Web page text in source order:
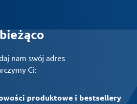
nam swój adres
Ci:
produktowe i bestsellery